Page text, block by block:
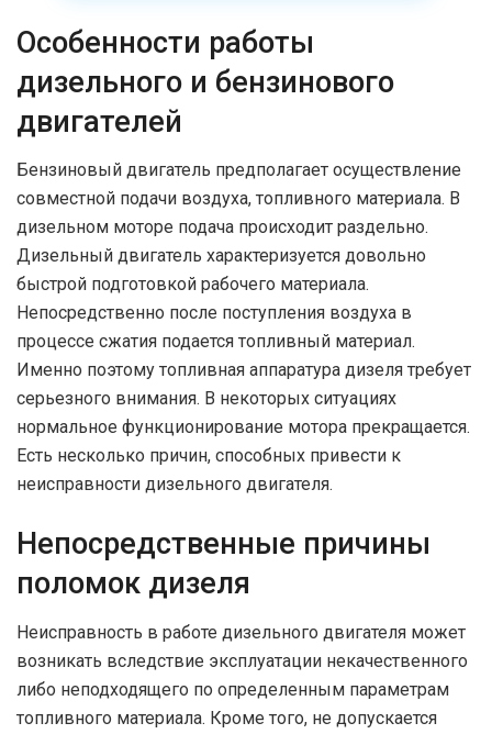
Особенности работы
дизельного и бензинового
двигателей
Бензиновый двигатель предполагает осуществление
совместной подачи воздуха, топливного материала. В
дизельном моторе подача происходит раздельно.
Дизельный двигатель характеризуется довольно
быстрой подготовкой рабочего материала.
Непосредственно после поступления воздуха в
процессе сжатия подается топливный материал.
Именно поэтому топливная аппаратура дизеля требует
серьезного внимания. В некоторых ситуациях
нормальное функционирование мотора прекращается.
Есть несколько причин, способных привести к
неисправности дизельного двигателя.
Непосредственные причины
поломок дизеля
Неисправность в работе дизельного двигателя может
возникать вследствие эксплуатации некачественного
либо неподходящего по определенным параметрам
топливного материала. Кроме того, не допускается